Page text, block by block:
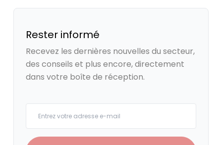
Rester informé
Recevez les dernières nouvelles du secteur,
des conseils et plus encore, directement
dans votre boîte de réception.